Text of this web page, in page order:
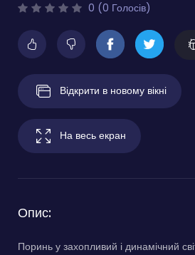
0 (0 Голосів)
Відкрити в новому вікні
На весь екран
Опис:
Поринь у захопливий і динамічний